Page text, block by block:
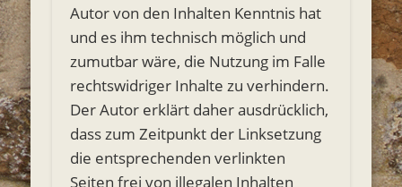
Autor von den Inhalten Kenntnis hat
und es ihm technisch möglich und
zumutbar wäre, die Nutzung im Falle
rechtswidriger Inhalte zu verhindern.
Der Autor erklärt daher ausdrücklich,
dass zum Zeitpunkt der Linksetzung
die entsprechenden verlinkten
Seiten frei von illegalen Inhalten